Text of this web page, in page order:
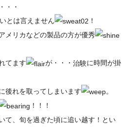
・・
いとは言えません
！
メリカなどの製品の方が優秀
てます
が・・・ 治験に時間が掛
後れを取ってしまいます
。
！！！
て、旬を過ぎた頃に追い越す！とい